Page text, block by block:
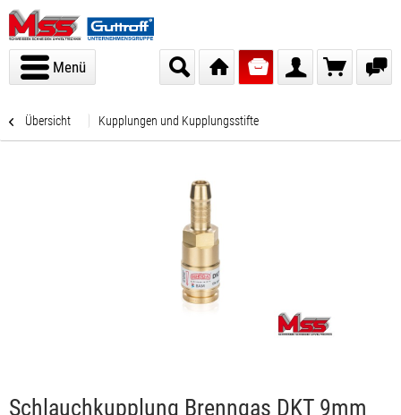
Menü
Übersicht Kupplungen und Kupplungsstifte
Schlauchkupplung Brenngas DKT 9mm